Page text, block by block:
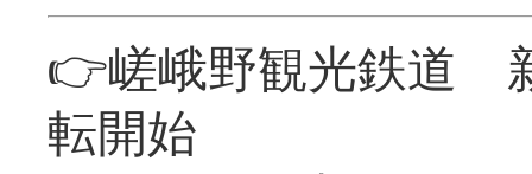
👉嵯峨野観光鉄道
転開始